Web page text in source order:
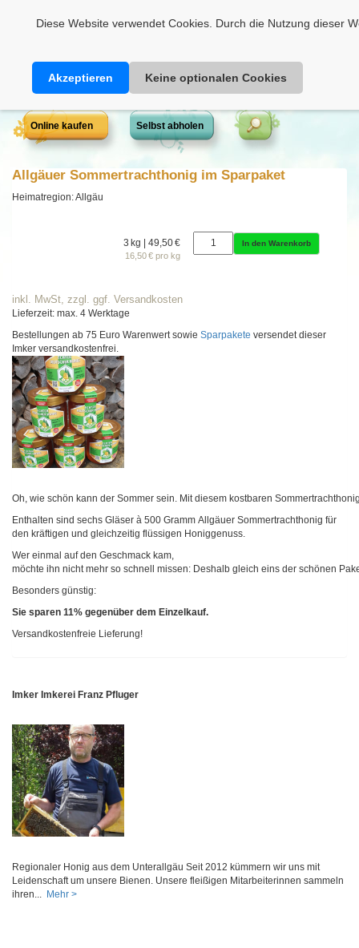
Diese Website verwendet Cookies. Durch die Nutzung dieser
Akzeptieren Keine optionalen Cookies
Online kaufen Selbst abholen
Allgäuer Sommertrachthonig im Sparpaket
Heimatregion: Allgäu
3 kg | 49,50 €
16,50 € pro kg
In den Warenkorb
inkl. MwSt, zzgl. ggf. Versandkosten
Lieferzeit: max. 4 Werktage
Bestellungen ab 75 Euro Warenwert sowie Sparpakete versendet dieser
Imker versandkostenfrei.
Oh, wie schön kann der Sommer sein. Mit diesem kostbaren
Enthalten sind sechs Gläser à 500 Gramm Allgäuer Sommertrachthonig für
den kräftigen und gleichzeitig flüssigen Honiggenuss.
Wer einmal auf den Geschmack kam,
möchte ihn nicht mehr so schnell missen: Deshalb gleich eins der schönen
Besonders günstig:
Sie sparen 11% gegenüber dem Einzelkauf.
Versandkostenfreie Lieferung!
Imker Imkerei Franz Pfluger
Regionaler Honig aus dem Unterallgäu Seit 2012 kümmern wir uns mit
Leidenschaft um unsere Bienen. Unsere fleißigen Mitarbeiterinnen sammeln
ihren... Mehr >